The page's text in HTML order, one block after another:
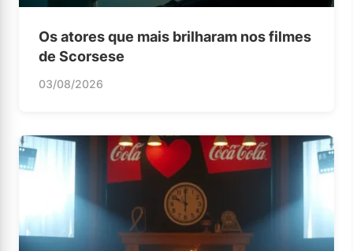
Os atores que mais brilharam nos filmes
de Scorsese
03/08/2026